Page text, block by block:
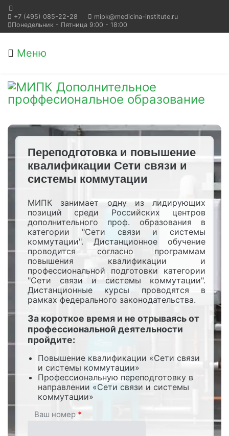
+7 (495) 085-22-28
mipk@medicina-institute.ru
Понедельник - Пятница 9:00 - 18:00
Меню
Переподготовка и повышение
квалификации Сети связи и
системы коммутации
МИПК занимает одну из лидирующих
позиций среди Российских центров
дополнительного проф. образования в
категории "Сети связи и системы
коммутации". Дистанционное обучение
проводится согласно программам
повышения квалификации и
профессиональной подготовки категории
"Сети связи и системы коммутации".
Дистанционные курсы проводятся в
рамках федерального законодательства.
За короткое время и не отрываясь от
профессиональной деятельности
пройдите:
Повышение квалификации «Сети связи
и системы коммутации»
Профессиональную переподготовку в
направлении «Сети связи и системы
коммутации»
Ваш номер *